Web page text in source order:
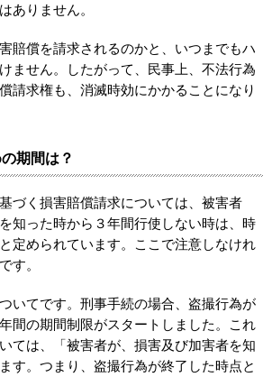
ありません。
賠償を請求されるのかと、いつまでもハ
ません。したがって、民事上、不法行為
請求権も、消滅時効にかかることになり
期間は？
づく損害賠償請求については、被害者
知った時から３年間行使しない時は、時
定められています。ここで注意しなけれ
す。
いてです。刑事手続の場合、盗撮行為が
間の期間制限がスタートしました。これ
ては、「被害者が、損害及び加害者を知
す。つまり、盗撮行為が終了した時点と